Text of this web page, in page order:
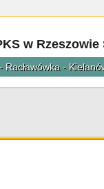
w
Racławówka -